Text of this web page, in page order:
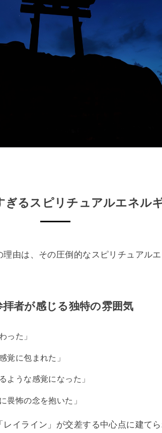
るスピリチュアルエネル
由は、その圧倒的なスピリチュアル
拝者が感じる独特の雰囲気
った」
覚に包まれた」
ような感覚になった」
畏怖の念を抱いた」
イライン」が交差する中心点に建て